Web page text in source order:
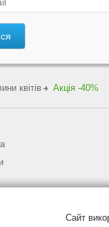
квітів Акція -40%
Сайт